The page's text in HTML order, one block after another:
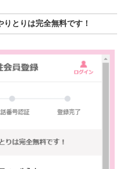
とりは完全無料です！